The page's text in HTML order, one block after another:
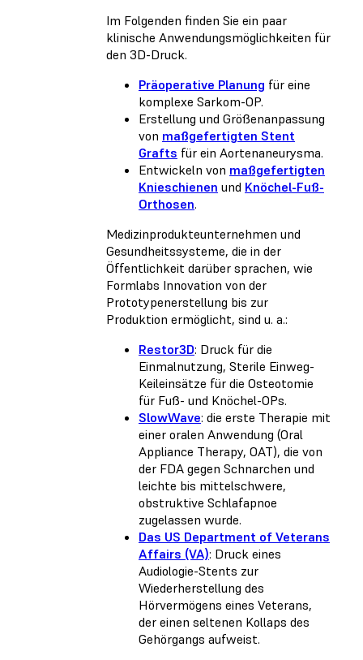
Im Folgenden finden Sie ein paar
klinische Anwendungsmöglichkeiten für
den 3D-Druck.
Präoperative Planung für eine
komplexe Sarkom-OP.
Erstellung und Größenanpassung
von maßgefertigten Stent
Grafts für ein Aortenaneurysma.
Entwickeln von maßgefertigten
Knieschienen und Knöchel-Fuß-
Orthosen.
Medizinprodukteunternehmen und
Gesundheitssysteme, die in der
Öffentlichkeit darüber sprachen, wie
Formlabs Innovation von der
Prototypenerstellung bis zur
Produktion ermöglicht, sind u. a.:
Restor3D: Druck für die
Einmalnutzung, Sterile Einweg-
Keileinsätze für die Osteotomie
für Fuß- und Knöchel-OPs.
SlowWave: die erste Therapie mit
einer oralen Anwendung (Oral
Appliance Therapy, OAT), die von
der FDA gegen Schnarchen und
leichte bis mittelschwere,
obstruktive Schlafapnoe
zugelassen wurde.
Das US Department of Veterans
Affairs (VA): Druck eines
Audiologie-Stents zur
Wiederherstellung des
Hörvermögens eines Veterans,
der einen seltenen Kollaps des
Gehörgangs aufweist.